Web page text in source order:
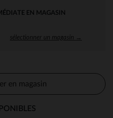
EN MAGASIN
sélectionner un magasin →
en magasin